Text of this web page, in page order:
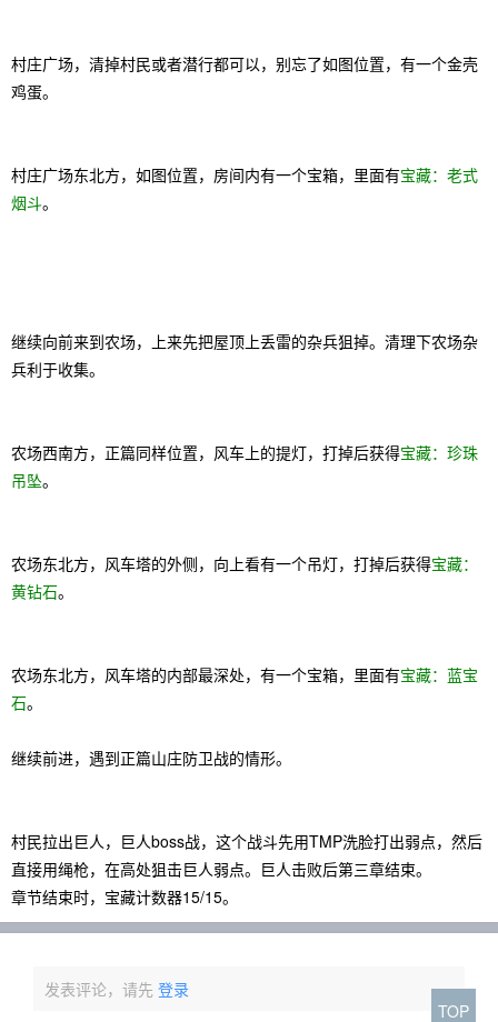
村庄广场，清掉村民或者潜行都可以，别忘了如图位置，有一个金壳
鸡蛋。
村庄广场东北方，如图位置，房间内有一个宝箱，里面有宝藏：老式
烟斗。
继续向前来到农场，上来先把屋顶上丢雷的杂兵狙掉。清理下农场杂
兵利于收集。
农场西南方，正篇同样位置，风车上的提灯，打掉后获得宝藏：珍珠
吊坠。
农场东北方，风车塔的外侧，向上看有一个吊灯，打掉后获得宝藏：
黄钻石。
农场东北方，风车塔的内部最深处，有一个宝箱，里面有宝藏：蓝宝
石。
继续前进，遇到正篇山庄防卫战的情形。
村民拉出巨人，巨人boss战，这个战斗先用TMP洗脸打出弱点，然后
直接用绳枪，在高处狙击巨人弱点。巨人击败后第三章结束。
章节结束时，宝藏计数器15/15。
发表评论，请先 登录
TOP